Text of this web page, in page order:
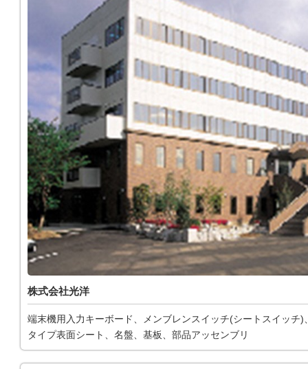
株式会社光洋
端末機用入力キーボード、メンブレンスイッチ(シートスイッチ)
タイプ表面シート、名盤、基板、部品アッセンブリ